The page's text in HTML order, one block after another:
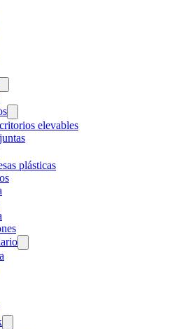
elevables
plásticas